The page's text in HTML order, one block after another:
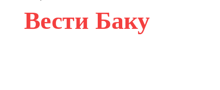
Вести Баку